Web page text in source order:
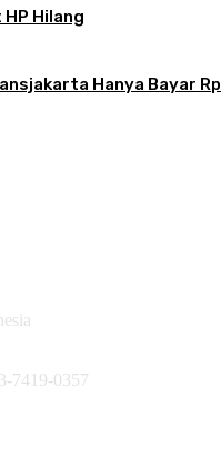
Hilang
Hanya Bayar
7419-0357